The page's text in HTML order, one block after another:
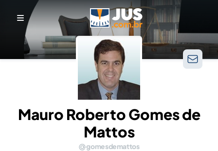
Mauro Roberto Gomes de
Mattos
gomesdemattos